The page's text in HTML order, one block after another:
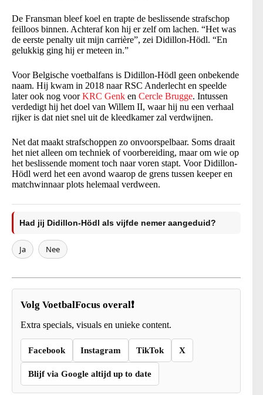
De Fransman bleef koel en trapte de beslissende strafschop
feilloos binnen. Achteraf kon hij er zelf om lachen. “Het was
de eerste penalty uit mijn carrière”, zei Didillon-Hödl. “En
gelukkig ging hij er meteen in.”
Voor Belgische voetbalfans is Didillon-Hödl geen onbekende
naam. Hij kwam in 2018 naar RSC Anderlecht en speelde
later ook nog voorKRC Genk en Cercle Brugge. Intussen
verdedigt hij het doel van Willem II, waar hij nu een verhaal
rijker is dat niet snel uit de kleedkamer zal verdwijnen.
Net dat maakt strafschoppen zo onvoorspelbaar. Soms draait
het niet alleen om techniek of voorbereiding, maar om wie op
het beslissende moment toch naar voren stapt. Voor Didillon-
Hödl werd het een avond waarop de grens tussen keeper en
matchwinnaar plots helemaal verdween.
Had jij Didillon-Hödl als vijfde nemer aangeduid?
Ja Nee
Volg VoetbalFocus overal❗
Extra specials, visuals en unieke content.
Facebook Instagram TikTok X
Blijf via Google altijd up to date